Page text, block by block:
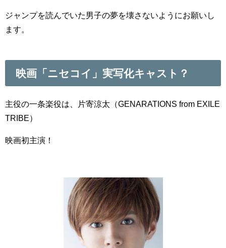
ジャンプを読んでいた男子の夢を壊さないようにお願いし
ます。
映画「ニセコイ」実写化キャスト？
主役の一条楽役は、
片寄涼太（GENARATIONS from EXILE
TRIBE）
映画初主演！